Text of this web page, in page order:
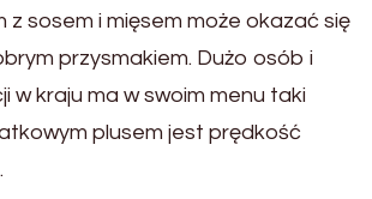
z sosem i mięsem może okazać się
przysmakiem. Dużo osób i
w kraju ma w swoim menu taki
plusem jest prędkość